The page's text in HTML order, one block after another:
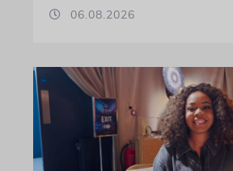
06.08.2026